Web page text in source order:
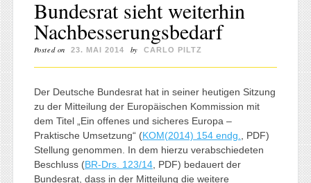
Bundesrat sieht weiterhin
Nachbesserungsbedarf
Posted on 23. MAI 2014 by CARLO PILTZ
Der Deutsche Bundesrat hat in seiner heutigen Sitzung
zu der Mitteilung der Europäischen Kommission mit
dem Titel „Ein offenes und sicheres Europa –
Praktische Umsetzung“ (KOM(2014) 154 endg.
, PDF)
Stellung genommen. In dem hierzu verabschiedeten
Beschluss (BR-Drs. 123/14, PDF) bedauert der
Bundesrat, dass in der Mitteilung die weitere